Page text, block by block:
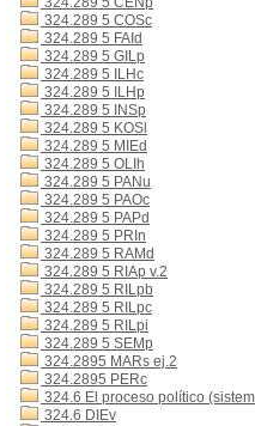
324.289 5 COSc
324.289 5 FAId
324.289 5 GILp
324.289 5 ILHc
324.289 5 ILHp
324.289 5 INSp
324.289 5 KOSl
324.289 5 MIEd
324.289 5 OLIh
324.289 5 PANu
324.289 5 PAOc
324.289 5 PAPd
324.289 5 PRIn
324.289 5 RAMd
324.289 5 RIAp v.2
324.289 5 RILpb
324.289 5 RILpc
324.289 5 RILpi
324.289 5 SEMp
324.2895 MARs ej.2
324.2895 PERc
324.6 El proceso político
324.6 DIEv